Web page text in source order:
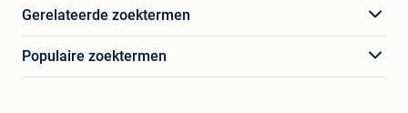
Gerelateerde zoektermen
Populaire zoektermen